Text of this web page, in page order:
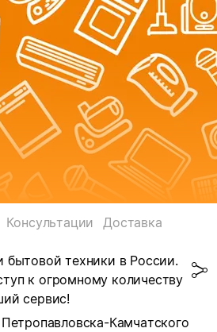
Консультации
Доставка
техники в России.
к огромному количеству
сервис!
Камчатского